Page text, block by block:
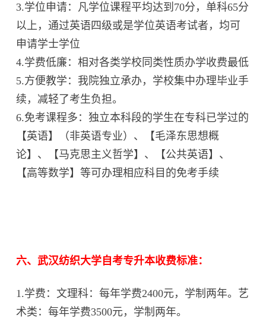
3.学位申请：凡学位课程平均达到70分，单科65分
以上，通过英语四级或是学位英语考试者，均可
申请学士学位
4.学费低廉：相对各类学校同类性质办学收费最低
5.方便教学：我院独立承办，学校集中办理毕业手
续，减轻了考生负担。
6.免考课程多：独立本科段的学生在专科已学过的
【英语】（非英语专业）、【毛泽东思想概
论】、【马克思主义哲学】、【公共英语】、
【高等数学】等可办理相应科目的免考手续
六、武汉纺织大学自考专升本收费标准：
1.学费：文理科：每年学费2400元，学制两年。艺
术类：每年学费3500元，学制两年。